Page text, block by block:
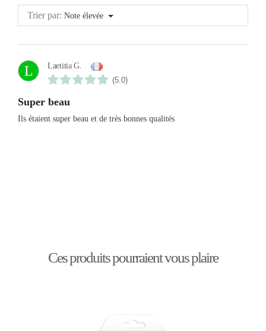
Trier par: Note élevée
L
Laetitia G.
(5.0)
Super beau
Ils étaient super beau et de très bonnes qualités
Ces produits pourraient vous plaire